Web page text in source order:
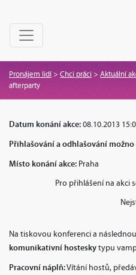
Pronájem lidí> Chci práci > Aktuální
afterparty
Datum konání akce:08.10.2013
Přihlašování a odhlašování možno
Místo konání akce: Praha
Pro přihlášení na akci
Na tiskovou konferenci a
komunikativní hosteskytypu
Pracovní náplň:Vítání hostů,